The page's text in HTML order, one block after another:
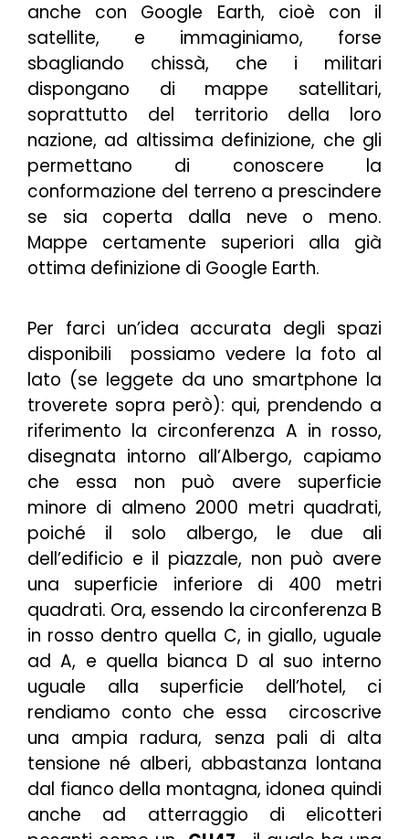
anche con Google Earth, cioè con il
satellite, e immaginiamo, forse
sbagliando chissà, che i militari
dispongano di mappe satellitari,
soprattutto del territorio della loro
nazione, ad altissima definizione, che gli
permettano di conoscere la
conformazione del terreno a prescindere
se sia coperta dalla neve o meno.
Mappe certamente superiori alla già
ottima definizione di Google Earth.
Per farci un’idea accurata degli spazi
disponibili possiamo vedere la foto al
lato (se leggete da uno smartphone la
troverete sopra però): qui, prendendo a
riferimento la circonferenza A in rosso,
disegnata intorno all’Albergo, capiamo
che essa non può avere superficie
minore di almeno 2000 metri quadrati,
poiché il solo albergo, le due ali
dell’edificio e il piazzale, non può avere
una superficie inferiore di 400 metri
quadrati. Ora, essendo la circonferenza B
in rosso dentro quella C, in giallo, uguale
ad A, e quella bianca D al suo interno
uguale alla superficie dell’hotel, ci
rendiamo conto che essa circoscrive
una ampia radura, senza pali di alta
tensione né alberi, abbastanza lontana
dal fianco della montagna, idonea quindi
anche ad atterraggio di elicotteri